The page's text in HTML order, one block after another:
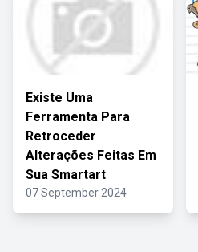
Existe Uma
Ferramenta Para
Retroceder
Alterações Feitas Em
Sua Smartart
07 September 2024